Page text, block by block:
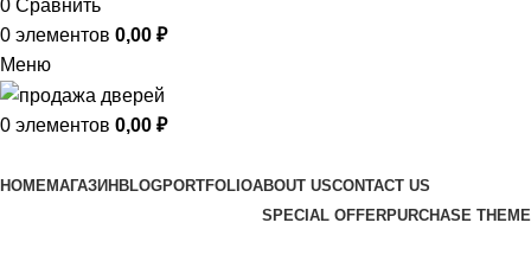
0 Сравнить
0 элементов 0,00 ₽
Меню
0 элементов 0,00 ₽
HOMEМАГАЗИН BLOGPORTFOLIOABOUT USCONTACT US
SPECIAL OFFERPURCHASE THEME